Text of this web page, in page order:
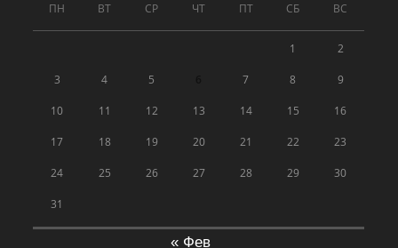
ПН ВТ СР ЧТ ПТ СБ ВС
1 2
3 4 5 7 8 9
10 11 12 13 14 15 16
17 18 19 20 21 22 23
24 25 26 27 28 29 30
31
« Фев